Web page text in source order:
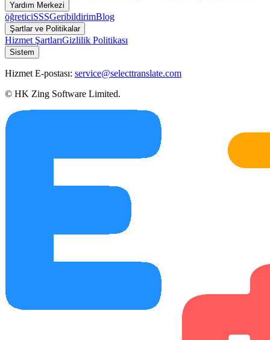
Yardım Merkezi
öğreticiSSSGeribildirimBlog
Şartlar ve Politikalar
Hizmet ŞartlarıGizlilik Politikası
Sistem
Hizmet E-postası: service@selecttranslate.com
© HK Zing Software Limited.